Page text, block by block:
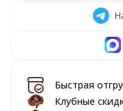
Быстрая
Клубные